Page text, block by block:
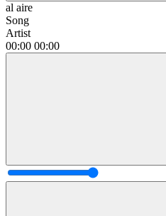
al aire
Song
Artist
00:00 00:00